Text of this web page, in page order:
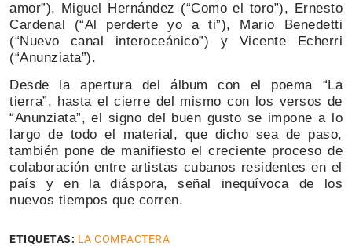
amor”), Miguel Hernández (“Como el toro”), Ernesto
Cardenal (“Al perderte yo a ti”), Mario Benedetti
(“Nuevo canal interoceánico”) y Vicente Echerri
(“Anunziata”).
Desde la apertura del álbum con el poema “La
tierra”, hasta el cierre del mismo con los versos de
“Anunziata”, el signo del buen gusto se impone a lo
largo de todo el material, que dicho sea de paso,
también pone de manifiesto el creciente proceso de
colaboración entre artistas cubanos residentes en el
país y en la diáspora, señal inequívoca de los
nuevos tiempos que corren.
ETIQUETAS: LA COMPACTERA